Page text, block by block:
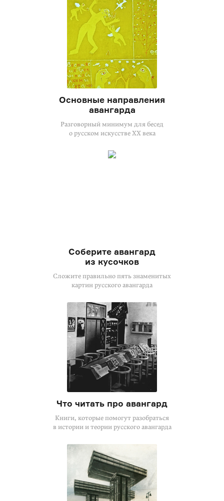
Основные направления
авангарда
Разговорный минимум для бесед
о русском искусстве XX века
Соберите авангард
из кусочков
Сложите правильно пять знаменитых
картин русского авангарда
Что читать про авангард
Книги, которые помогут разобраться
в истории и теории русского авангарда